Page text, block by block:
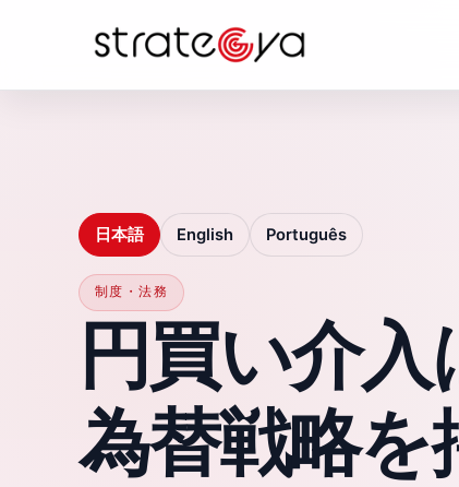
日本語 English Português
制度・法務
円買い介
為替戦略